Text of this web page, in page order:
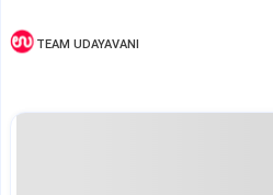
TEAM UDAYAVANI